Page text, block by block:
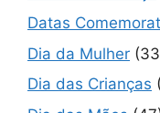
Datas
Dia da Mulher
Dia das Crianças